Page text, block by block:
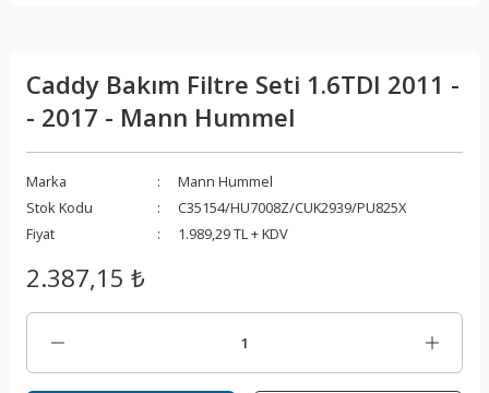
Caddy Bakım Filtre Seti 1.6TDI 2011 -
- 2017 - Mann Hummel
Marka
Mann Hummel
Stok Kodu
C35154/HU7008Z/CUK2939/PU825X
Fiyat
1.989,29 TL + KDV
2.387,15 ₺